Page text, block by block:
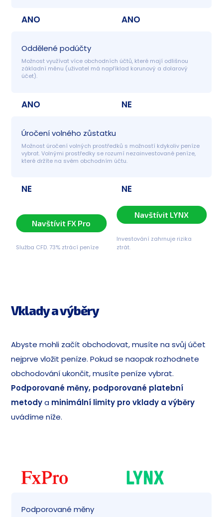
ANO ANO
Oddělené podúčty
Možnost využívat více obchodních účtů, které mají odlišnou
základní měnu (uživatel má například korunový a dolarový
účet).
ANO NE
Úročení volného zůstatku
Možnost úročení volných prostředků s možností kdykoliv peníze
vybrat. Volnými prostředky se rozumí nezainvestované peníze,
které držíte na svém obchodním účtu.
NE NE
Navštívit FX Pro
Služba CFD. 73% ztrácí peníze
Navštívit LYNX
Investování zahrnuje rizika
ztrát.
Vklady a výběry
Abyste mohli začít obchodovat, musíte na svůj účet
nejprve vložit peníze. Pokud se naopak rozhodnete
obchodování ukončit, musíte peníze vybrat.
Podporované měny, podporované platební
metodya minimální limity pro vklady a výběry
uvádíme níže.
Podporované měny